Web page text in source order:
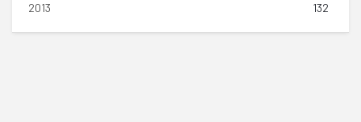
2013 132